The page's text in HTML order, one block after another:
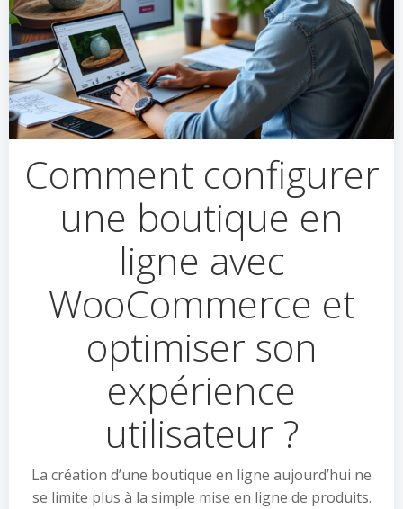
Comment configurer
une boutique en
ligne avec
WooCommerce et
optimiser son
expérience
utilisateur ?
La création d’une boutique en ligne aujourd’hui ne
se limite plus à la simple mise en ligne de produits.